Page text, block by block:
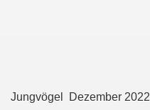
Jungvögel Dezember 2022